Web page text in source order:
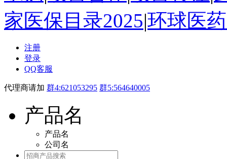
家医保目录2025|环球医
注册
登录
QQ客服
代理商请加 群4:621053295 群5:564640005
产品名
产品名
公司名